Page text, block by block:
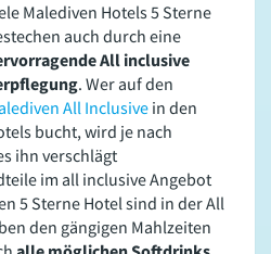
Malediven Hotels 5 Sterne
auch durch eine
All inclusive
. Wer auf den
All Inclusivein den
bucht, wird je nach
ihn verschlägt
im all inclusive Angebot
5 Sterne Hotel sind in der All
den gängigen Mahlzeiten